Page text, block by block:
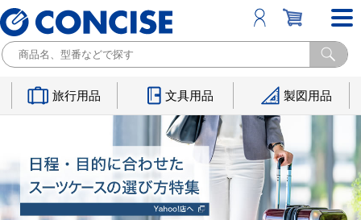
旅行用品 文具用品 製図用品